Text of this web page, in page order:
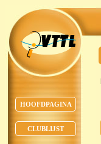
HOOFDPAGINA
CLUBLIJST